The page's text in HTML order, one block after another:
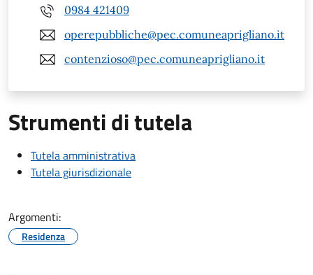
0984 421409
operepubbliche@pec.comuneaprigliano.it
contenzioso@pec.comuneaprigliano.it
Strumenti di tutela
Tutela amministrativa
Tutela giurisdizionale
Argomenti:
Residenza